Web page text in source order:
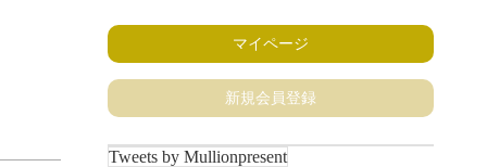
マイページ
新規会員登録
Tweets by Mullionpresent